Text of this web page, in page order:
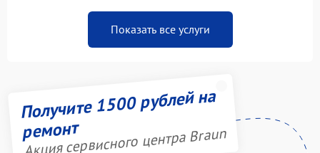
Показать все услуги
Получите 1500 рублей на
ремонт
Акция сервисного центра Braun